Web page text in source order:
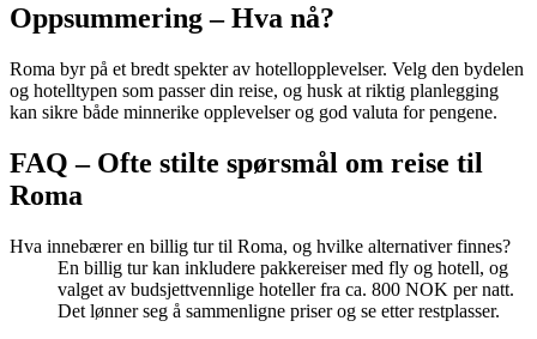
Oppsummering – Hva nå?
Roma byr på et bredt spekter av hotellopplevelser. Velg den bydelen
og hotelltypen som passer din reise, og husk at riktig planlegging
kan sikre både minnerike opplevelser og god valuta for pengene.
FAQ – Ofte stilte spørsmål om reise til
Roma
Hva innebærer en billig tur til Roma, og hvilke alternativer finnes?
En billig tur kan inkludere pakkereiser med fly og hotell, og
valget av budsjettvennlige hoteller fra ca. 800 NOK per natt.
Det lønner seg å sammenligne priser og se etter restplasser.